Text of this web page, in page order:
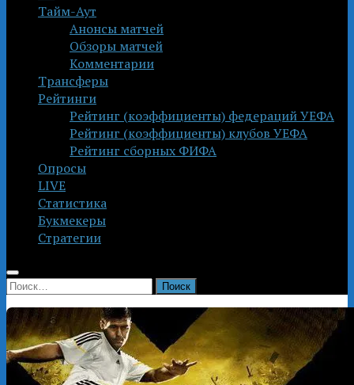
Тайм-Аут
Анонсы матчей
Обзоры матчей
Комментарии
Трансферы
Рейтинги
Рейтинг (коэффициенты) федераций УЕФА
Рейтинг (коэффициенты) клубов УЕФА
Рейтинг сборных ФИФА
Опросы
LIVE
Статистика
Букмекеры
Стратегии
Найти: